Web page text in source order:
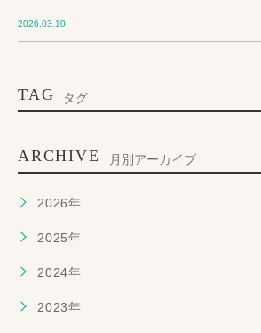
2026.03.10
TAG タグ
ARCHIVE 月別アーカイブ
2026年
2025年
2024年
2023年